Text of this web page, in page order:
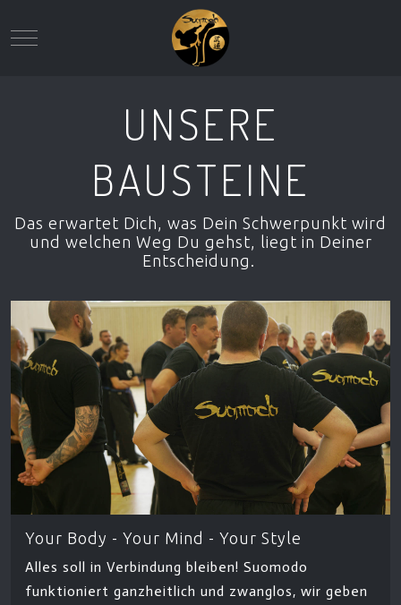
Mobile Menu Toggle
UNSERE
BAUSTEINE
Das erwartet Dich, was Dein Schwerpunkt wird
und welchen Weg Du gehst, liegt in Deiner
Entscheidung.
Your Body - Your Mind - Your Style
Alles soll in Verbindung bleiben! Suomodo
funktioniert ganzheitlich und zwanglos, wir geben